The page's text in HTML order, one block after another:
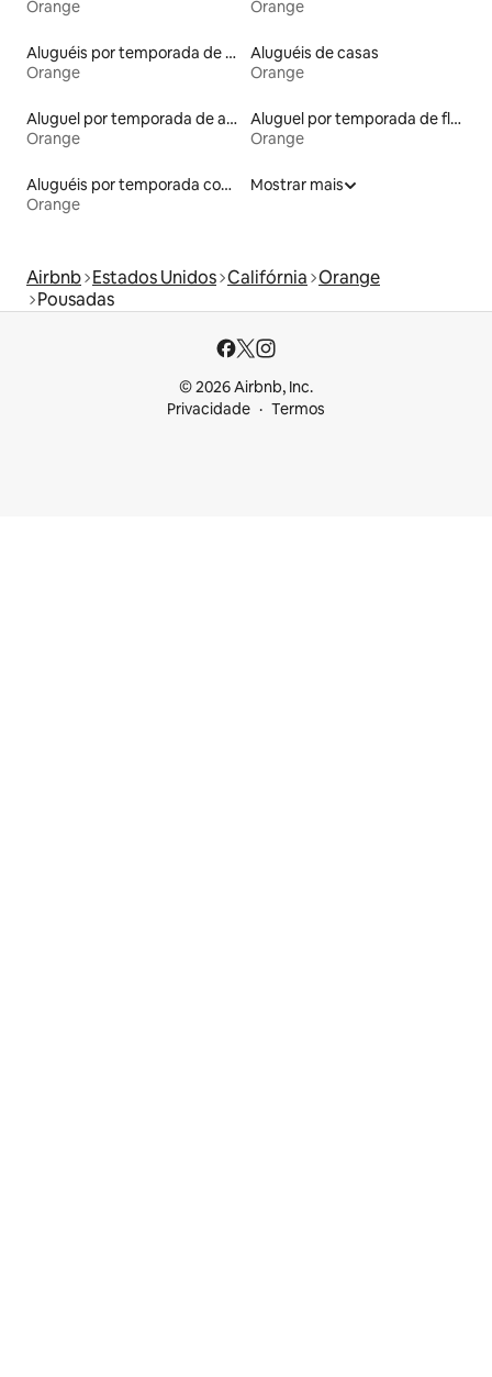
Orange Orange
Aluguéis por temporada de acomodações de luxo
Orange
Aluguéis de casas
Orange
Aluguel por temporada de apart-hotéis
Orange
Aluguel por temporada de flats
Orange
Aluguéis por temporada com sauna
Orange
Mostrar mais
Airbnb Estados Unidos Califórnia Orange
Pousadas
© 2026 Airbnb, Inc.
Privacidade
Termos